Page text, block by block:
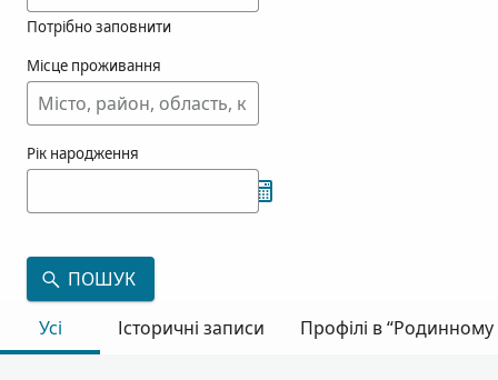
Потрібно заповнити
Місце проживання
Рік народження
ПОШУК
Усі
Історичні записи Профілі в “Родинному